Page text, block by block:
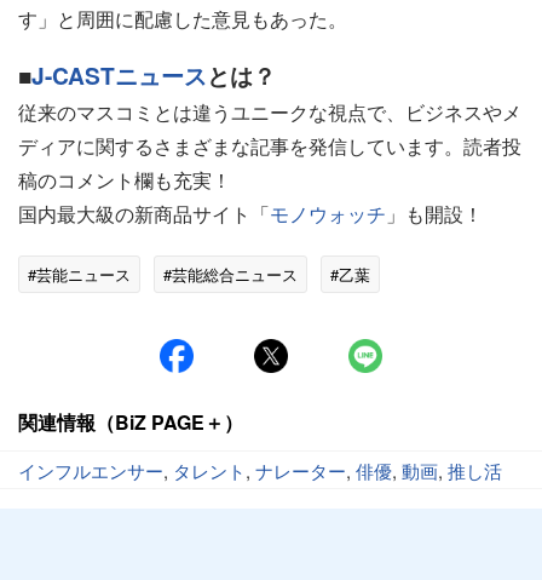
す」と周囲に配慮した意見もあった。
■J-CASTニュースとは？
従来のマスコミとは違うユニークな視点で、ビジネスやメ
ディアに関するさまざまな記事を発信しています。読者投
稿のコメント欄も充実！
国内最大級の新商品サイト「モノウォッチ 」も開設！
#芸能ニュース #芸能総合ニュース #乙葉
関連情報（BiZ PAGE＋）
インフルエンサー, タレント, ナレーター, 俳優, 動画, 推し活